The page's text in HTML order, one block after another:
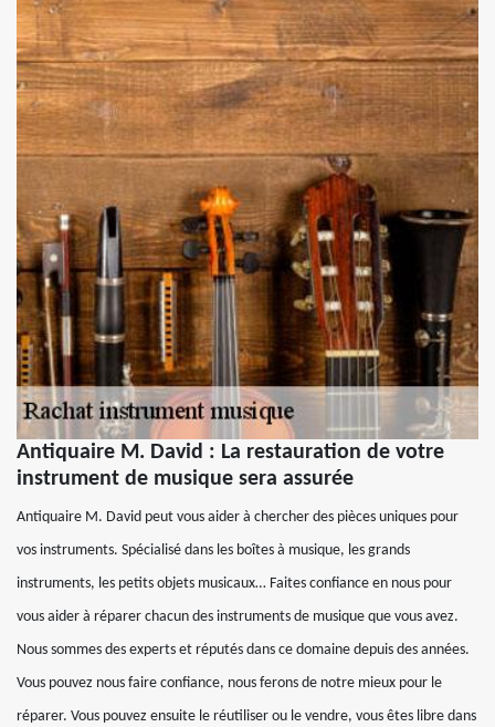
Antiquaire M. David : La restauration de votre
instrument de musique sera assurée
Antiquaire M. David peut vous aider à chercher des pièces uniques pour
vos instruments. Spécialisé dans les boîtes à musique, les grands
instruments, les petits objets musicaux… Faites confiance en nous pour
vous aider à réparer chacun des instruments de musique que vous avez.
Nous sommes des experts et réputés dans ce domaine depuis des années.
Vous pouvez nous faire confiance, nous ferons de notre mieux pour le
réparer. Vous pouvez ensuite le réutiliser ou le vendre, vous êtes libre dans